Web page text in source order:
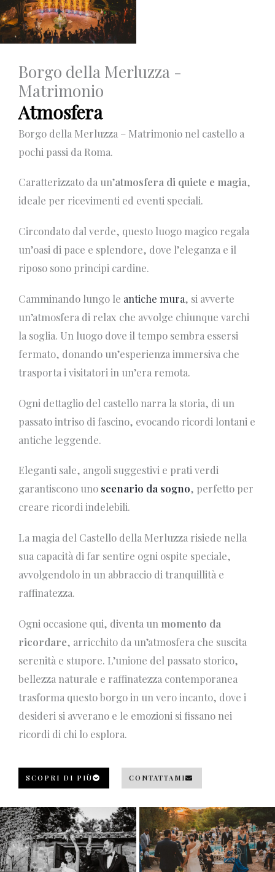
Borgo della Merluzza -
Matrimonio
Atmosfera
Borgo della Merluzza – Matrimonio nel castello a
pochi passi da Roma.
Caratterizzato da un’atmosfera di quiete e magia,
ideale per ricevimenti ed eventi speciali.
Circondato dal verde, questo luogo magico regala
un’oasi di pace e splendore, dove l’eleganza e il
riposo sono principi cardine.
Camminando lungo le antiche mura, si avverte
un’atmosfera di relax che avvolge chiunque varchi
la soglia. Un luogo dove il tempo sembra essersi
fermato, donando un’esperienza immersiva che
trasporta i visitatori in un’era remota.
Ogni dettaglio del castello narra la storia, di un
passato intriso di fascino, evocando ricordi lontani e
antiche leggende.
Eleganti sale, angoli suggestivi e prati verdi
garantiscono uno scenario da sogno, perfetto per
creare ricordi indelebili.
La magia del Castello della Merluzza risiede nella
sua capacità di far sentire ogni ospite speciale,
avvolgendolo in un abbraccio di tranquillità e
raffinatezza.
Ogni occasione qui, diventa un momento da
ricordare, arricchito da un’atmosfera che suscita
serenità e stupore. L’unione del passato storico,
bellezza naturale e raffinatezza contemporanea
trasforma questo borgo in un vero incanto, dove i
desideri si avverano e le emozioni si fissano nei
ricordi di chi lo esplora.
SCOPRI DI PIÙ CONTATTAMI